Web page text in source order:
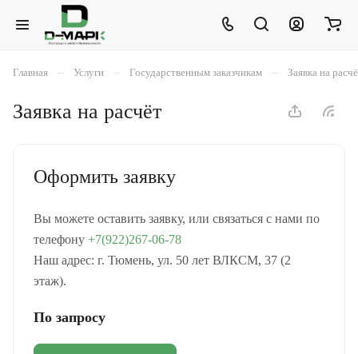
Главная – Услуги – Государственным заказчикам – Заявка на
Заявка на расчёт
Оформить заявку
Вы можете оставить заявку, или связаться с нами по
телефону +7(922)267-06-78
Наш адрес: г. Тюмень, ул. 50 лет ВЛКСМ, 37 (2
этаж).
По запросу